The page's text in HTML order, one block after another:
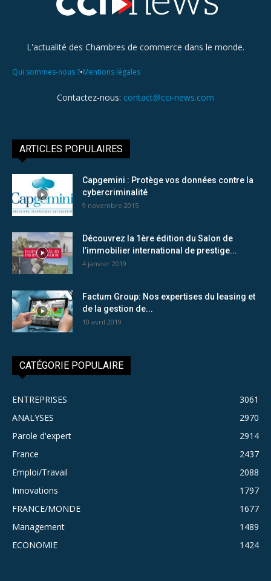
L'actualité des Chambres de commerce dans le monde.
Qui sommes-nous ?•Mentions légales
Contactez-nous: contact@cci-news.com
ARTICLES POPULAIRES
Capgemini : Protège vos données contre la
cybercriminalité
9 novembre 2015
Découvrez la 1ère édition du Salon de
l’immobilier international de prestige...
4 janvier 2019
Factum Group: Nos expertises du leasing et
de la gestion de...
10 avril 2019
CATÉGORIE POPULAIRE
ENTREPRISES
3061
ANALYSES
2970
Parole d'expert
2914
France
2437
Emploi/Travail
2088
Innovations
1797
FRANCE/MONDE
1677
Management
1489
ECONOMIE
1424